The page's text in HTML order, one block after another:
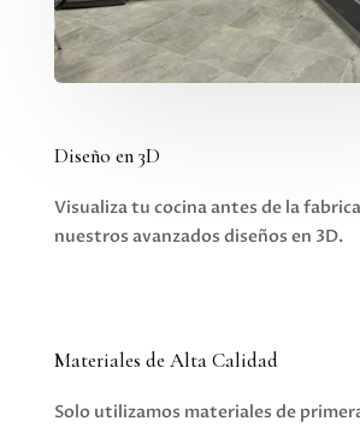
Diseño en 3D
Visualiza tu cocina antes de la
nuestros avanzados diseños en 3D.
Materiales de Alta Calidad
Solo utilizamos materiales de